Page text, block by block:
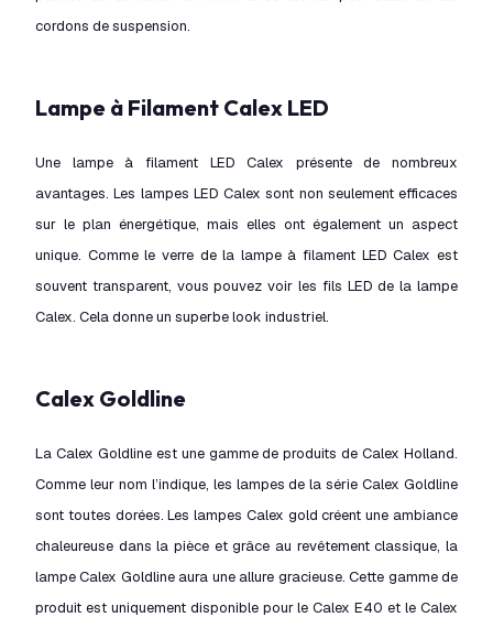
cordons de suspension.
Lampe à Filament Calex LED
Une lampe à filament LED Calex présente de nombreux
avantages. Les lampes LED Calex sont non seulement efficaces
sur le plan énergétique, mais elles ont également un aspect
unique. Comme le verre de la lampe à filament LED Calex est
souvent transparent, vous pouvez voir les fils LED de la lampe
Calex. Cela donne un superbe look industriel.
Calex Goldline
La Calex Goldline est une gamme de produits de Calex Holland.
Comme leur nom l’indique, les lampes de la série Calex Goldline
sont toutes dorées. Les lampes Calex gold créent une ambiance
chaleureuse dans la pièce et grâce au revêtement classique, la
lampe Calex Goldline aura une allure gracieuse. Cette gamme de
produit est uniquement disponible pour le Calex E40 et le Calex